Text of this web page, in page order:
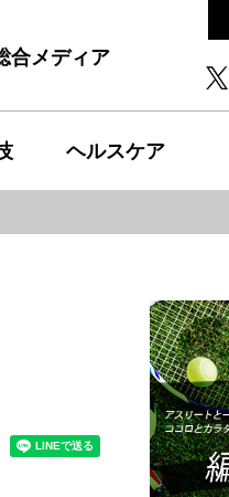
合メディア
ヘルスケア